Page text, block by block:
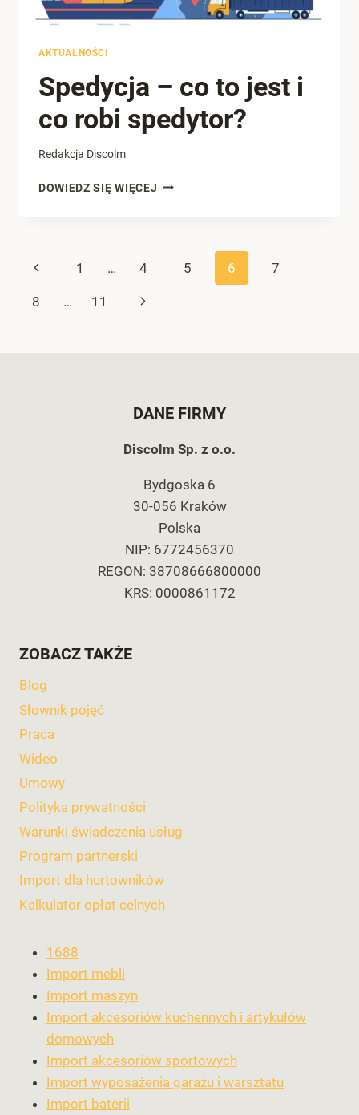
AKTUALNOŚCI
Spedycja – co to jest i
co robi spedytor?
Redakcja Discolm
DOWIEDZ SIĘ WIĘCEJ SPEDYCJA
Nawigacja
strony
Poprzednia
strona
1 … 4 5 6 7
8 … 11
Następna
DANE FIRMY
Discolm Sp. z o.o.
Bydgoska 6
30-056 Kraków
Polska
NIP: 6772456370
REGON: 38708666800000
KRS: 0000861172
ZOBACZ TAKŻE
Blog
Słownik pojęć
Praca
Wideo
Umowy
Polityka prywatności
Warunki świadczenia usług
Program partnerski
Import dla hurtowników
Kalkulator opłat celnych
1688
Import mebli
Import maszyn
Import akcesoriów kuchennych i artykułów
domowych
Import akcesoriów sportowych
Import wyposażenia garażu i warsztatu
Import baterii